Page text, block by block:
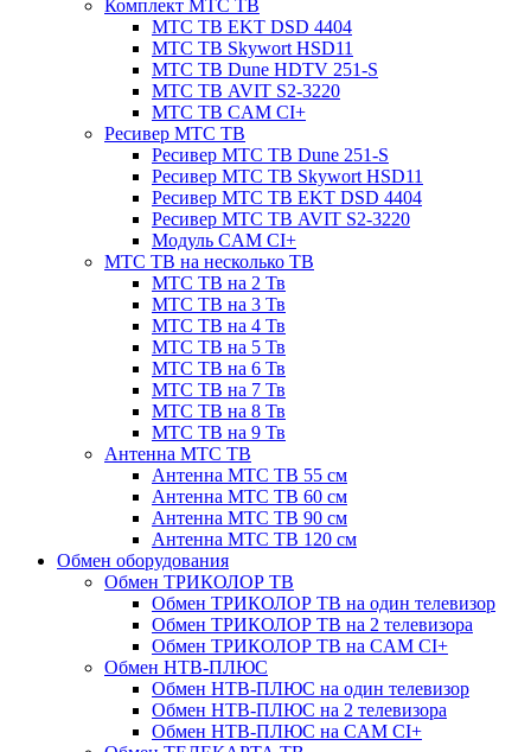
Комплект МТС ТВ
МТС ТВ EKT DSD 4404
МТС ТВ Skywort HSD11
МТС ТВ Dune HDTV 251-S
МТС ТВ AVIT S2-3220
МТС ТВ CAM CI+
Ресивер МТС ТВ
Ресивер МТС ТВ Dune 251-S
Ресивер МТС ТВ Skywort HSD11
Ресивер МТС ТВ EKT DSD 4404
Ресивер МТС ТВ AVIT S2-3220
Модуль CAM CI+
МТС ТВ на несколько ТВ
МТС ТВ на 2 Тв
МТС ТВ на 3 Тв
МТС ТВ на 4 Тв
МТС ТВ на 5 Тв
МТС ТВ на 6 Тв
МТС ТВ на 7 Тв
МТС ТВ на 8 Тв
МТС ТВ на 9 Тв
Антенна МТС ТВ
Антенна МТС ТВ 55 см
Антенна МТС ТВ 60 см
Антенна МТС ТВ 90 см
Антенна МТС ТВ 120 см
Обмен оборудования
Обмен ТРИКОЛОР ТВ
Обмен ТРИКОЛОР ТВ на один телевизор
Обмен ТРИКОЛОР ТВ на 2 телевизора
Обмен ТРИКОЛОР ТВ на CAM CI+
Обмен НТВ-ПЛЮС
Обмен НТВ-ПЛЮС на один телевизор
Обмен НТВ-ПЛЮС на 2 телевизора
Обмен НТВ-ПЛЮС на CAM CI+